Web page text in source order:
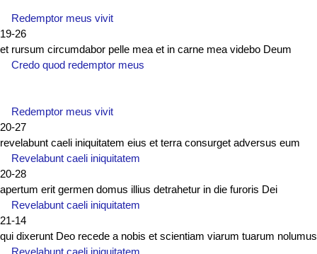
Redemptor meus vivit
19-26
et rursum circumdabor pelle mea et in carne mea videbo Deum
Credo quod redemptor meus
Redemptor meus vivit
20-27
revelabunt caeli iniquitatem eius et terra consurget adversus eum
Revelabunt caeli iniquitatem
20-28
apertum erit germen domus illius detrahetur in die furoris Dei
Revelabunt caeli iniquitatem
21-14
qui dixerunt Deo recede a nobis et scientiam viarum tuarum nolumus
Revelabunt caeli iniquitatem